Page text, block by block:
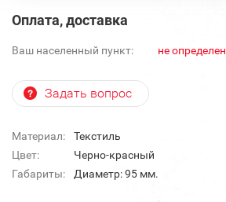
Оплата, доставка
Ваш населенный пункт: не определен
Задать вопрос
Материал:
Текстиль
Цвет:
Черно-красный
Габариты:
Диаметр: 95 мм.